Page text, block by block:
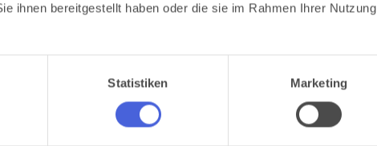
ihnen bereitgestellt haben oder die sie im Rahmen Ihrer Nutzung
Statistiken Marketing